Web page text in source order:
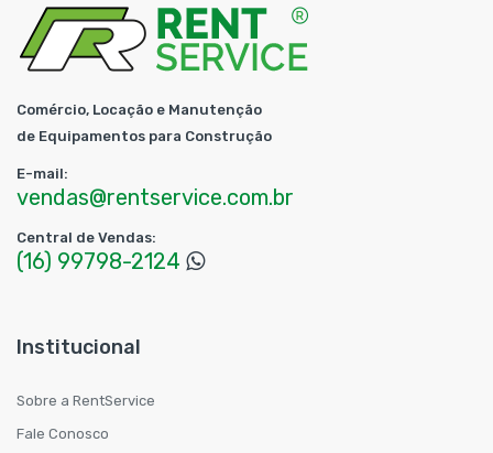
Comércio, Locação e Manutenção
de Equipamentos para Construção
E-mail:
vendas@rentservice.com.br
Central de Vendas:
(16) 99798-2124
Institucional
Sobre a RentService
Fale Conosco